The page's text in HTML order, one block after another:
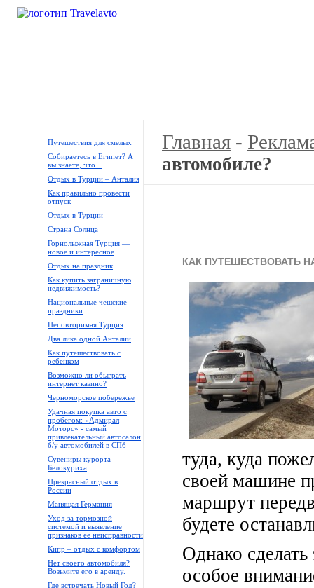
Путешествия для смелых
Собираетесь в Египет? А
вы знаете, что...
Отдых в Турции – Анталия
Как правильно провести
отпуск
Отдых в Турции
Страна Солнца
Горнолыжная Турция —
новое и интересное
Отдых на праздник
Как купить заграничную
недвижимость?
Национальные чешские
праздники
Неповторимая Турция
Два лика одной Анталии
Как путешествовать с
ребенком
Возможно ли обыграть
интернет казино?
Черноморское побережье
Удачная покупка авто с
пробегом: «Адмирал
Моторс» - самый
привлекательный автосалон
б/у автомобилей в СПб
Сувениры курорта
Белокуриха
Прекрасный отдых в
России
Манящая Германия
Уход за тормозной
системой и выявление
признаков её неисправности
Кипр – отдых с комфортом
Нет своего автомобиля?
Возьмите его в аренду.
Где встречать Новый Год?
Главная -
автомобиле?
КАК ПУТЕШЕСТВОВАТЬ
туда, куда
своей машине
маршрут
будете
Однако
особое